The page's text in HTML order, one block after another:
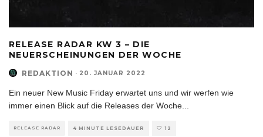
RELEASE RADAR KW 3 – DIE
NEUERSCHEINUNGEN DER WOCHE
REDAKTION · 20. JANUAR 2022
Ein neuer New Music Friday erwartet uns und wir werfen wie
immer einen Blick auf die Releases der Woche
RELEASE RADAR 4 MINUTE LESEDAUER 12